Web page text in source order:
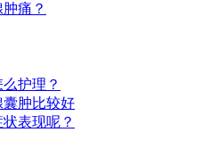
痛？
护理？
肿比较好
表现呢？